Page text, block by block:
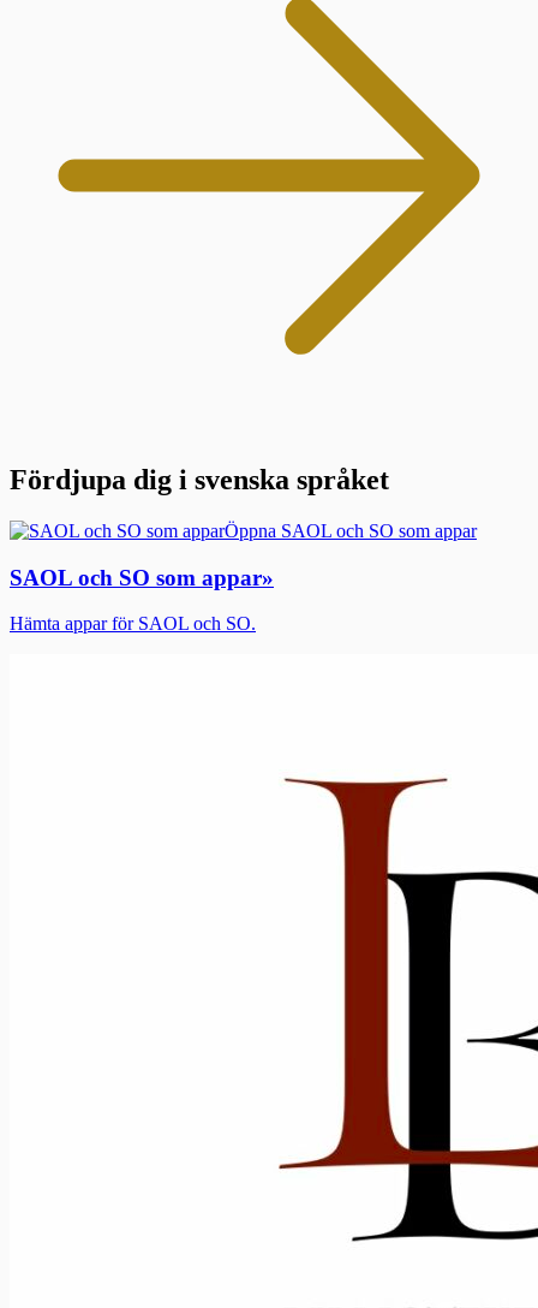
Fördjupa dig i svenska språket
Öppna SAOL och SO som appar
SAOL och SO som appar»
Hämta appar för SAOL och SO.